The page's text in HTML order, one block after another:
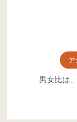
ア
男女比は